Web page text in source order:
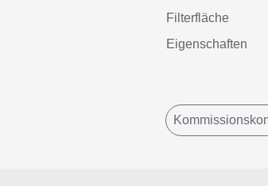
Filterfläche
Eigenschaften